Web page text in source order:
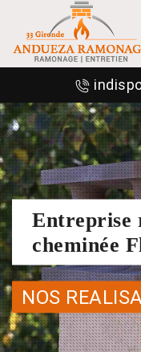
Entreprise
cheminée
NOS